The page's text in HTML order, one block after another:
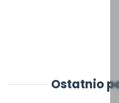
Ostatnio